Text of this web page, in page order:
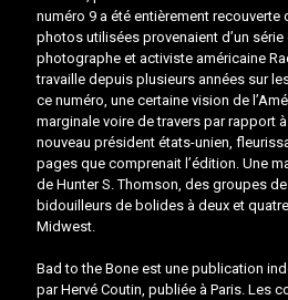
numéro 9 a été entièrement recouverte
photos utilisées provenaient d’un série
photographe et activiste américaine
travaille depuis plusieurs années sur
ce numéro, une certaine vision de
marginale voire de travers par rapport
nouveau président états-unien,
pages que comprenait l’édition. Une
de Hunter S. Thomson, des groupes
bidouilleurs de bolides à deux et
Midwest.
Bad to the Bone est une publication
par Hervé Coutin, publiée à Paris. Les